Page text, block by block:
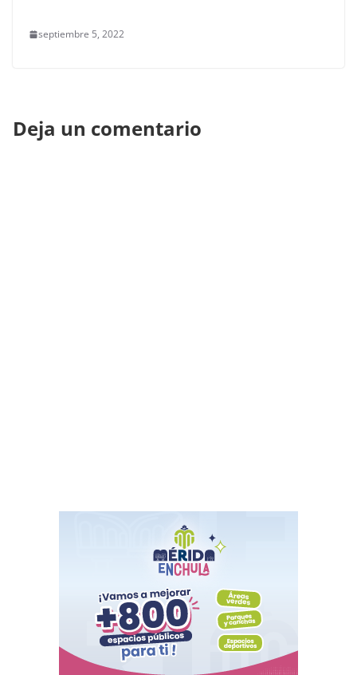
septiembre 5, 2022
Deja un comentario